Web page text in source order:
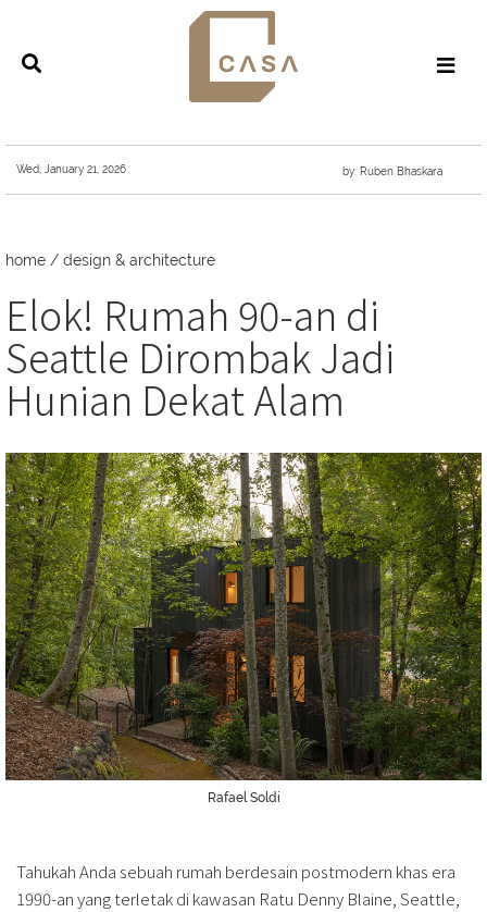
Wed, January 21, 2026 by: Ruben Bhaskara
home / design & architecture
Elok! Rumah 90-an di
Seattle Dirombak Jadi
Hunian Dekat Alam
Rafael Soldi
Tahukah Anda sebuah rumah berdesain postmodern khas era
1990-an yang terletak di kawasan Ratu Denny Blaine, Seattle,